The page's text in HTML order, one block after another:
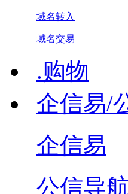
域名转入
域名交易
.购物
企信易/
企信易
公信导